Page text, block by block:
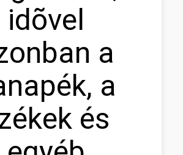
idõvel
a
a
és